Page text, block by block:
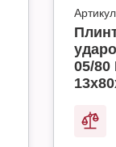
05/80